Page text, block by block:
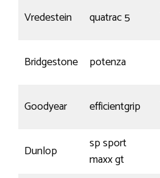
Vredestein quatrac 5
Bridgestone potenza
Goodyear efficientgrip
Dunlop
sp sport
maxx gt